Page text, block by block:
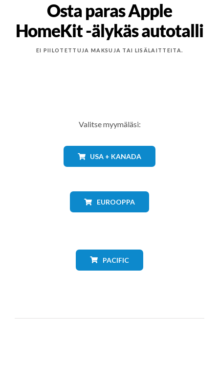
Osta paras Apple
HomeKit -älykäs autotalli
EI PIILOTETTUJA MAKSUJA TAI LISÄLAITTEITA.
Valitse myymäläsi:
USA + KANADA
EUROOPPA
PACIFIC